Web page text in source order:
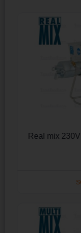
Real mix